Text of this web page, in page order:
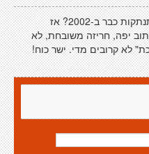
מדהים, נבאת את ההתנתקות כבר ב-2002? אז
יפה, חריזה משובחת, לא
לא קרובים מדי. ישר כוח!